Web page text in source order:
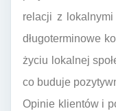
relacji z
długoterminowe
życiu lokalnej
co buduje
Opinie klientów i